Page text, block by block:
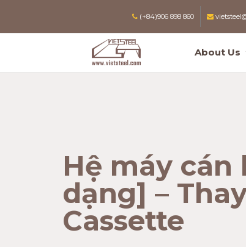
(+84)906 898 860
About Us
Hệ máy
dạng] –
Cassette